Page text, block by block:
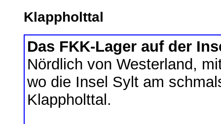
Klappholttal
Das FKK-Lager auf der
Nördlich von Westerland,
wo die Insel Sylt am
Klappholttal.